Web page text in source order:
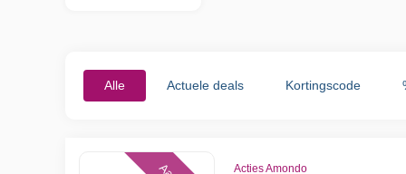
Alle Actuele deals Kortingscode
Acties Amondo